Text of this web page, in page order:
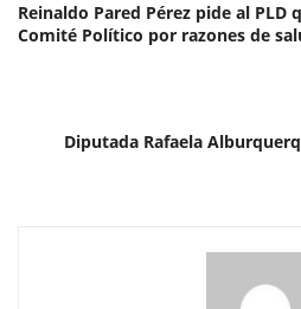
Reinaldo Pared Pérez pide al PLD
Comité Político por razones de
Diputada Rafaela